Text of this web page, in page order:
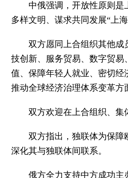
中俄强调，开放性原则
多样文明、谋求共同发展“上
双方愿同上合组织其他
技创新、服务贸易、数字贸
值、保障年轻人就业、密切
推动全球经济治理体系变革方
双方欢迎在上合组织、集
双方指出，独联体为保障
深化其与独联体间联系。
俄方全力支持中方成功主